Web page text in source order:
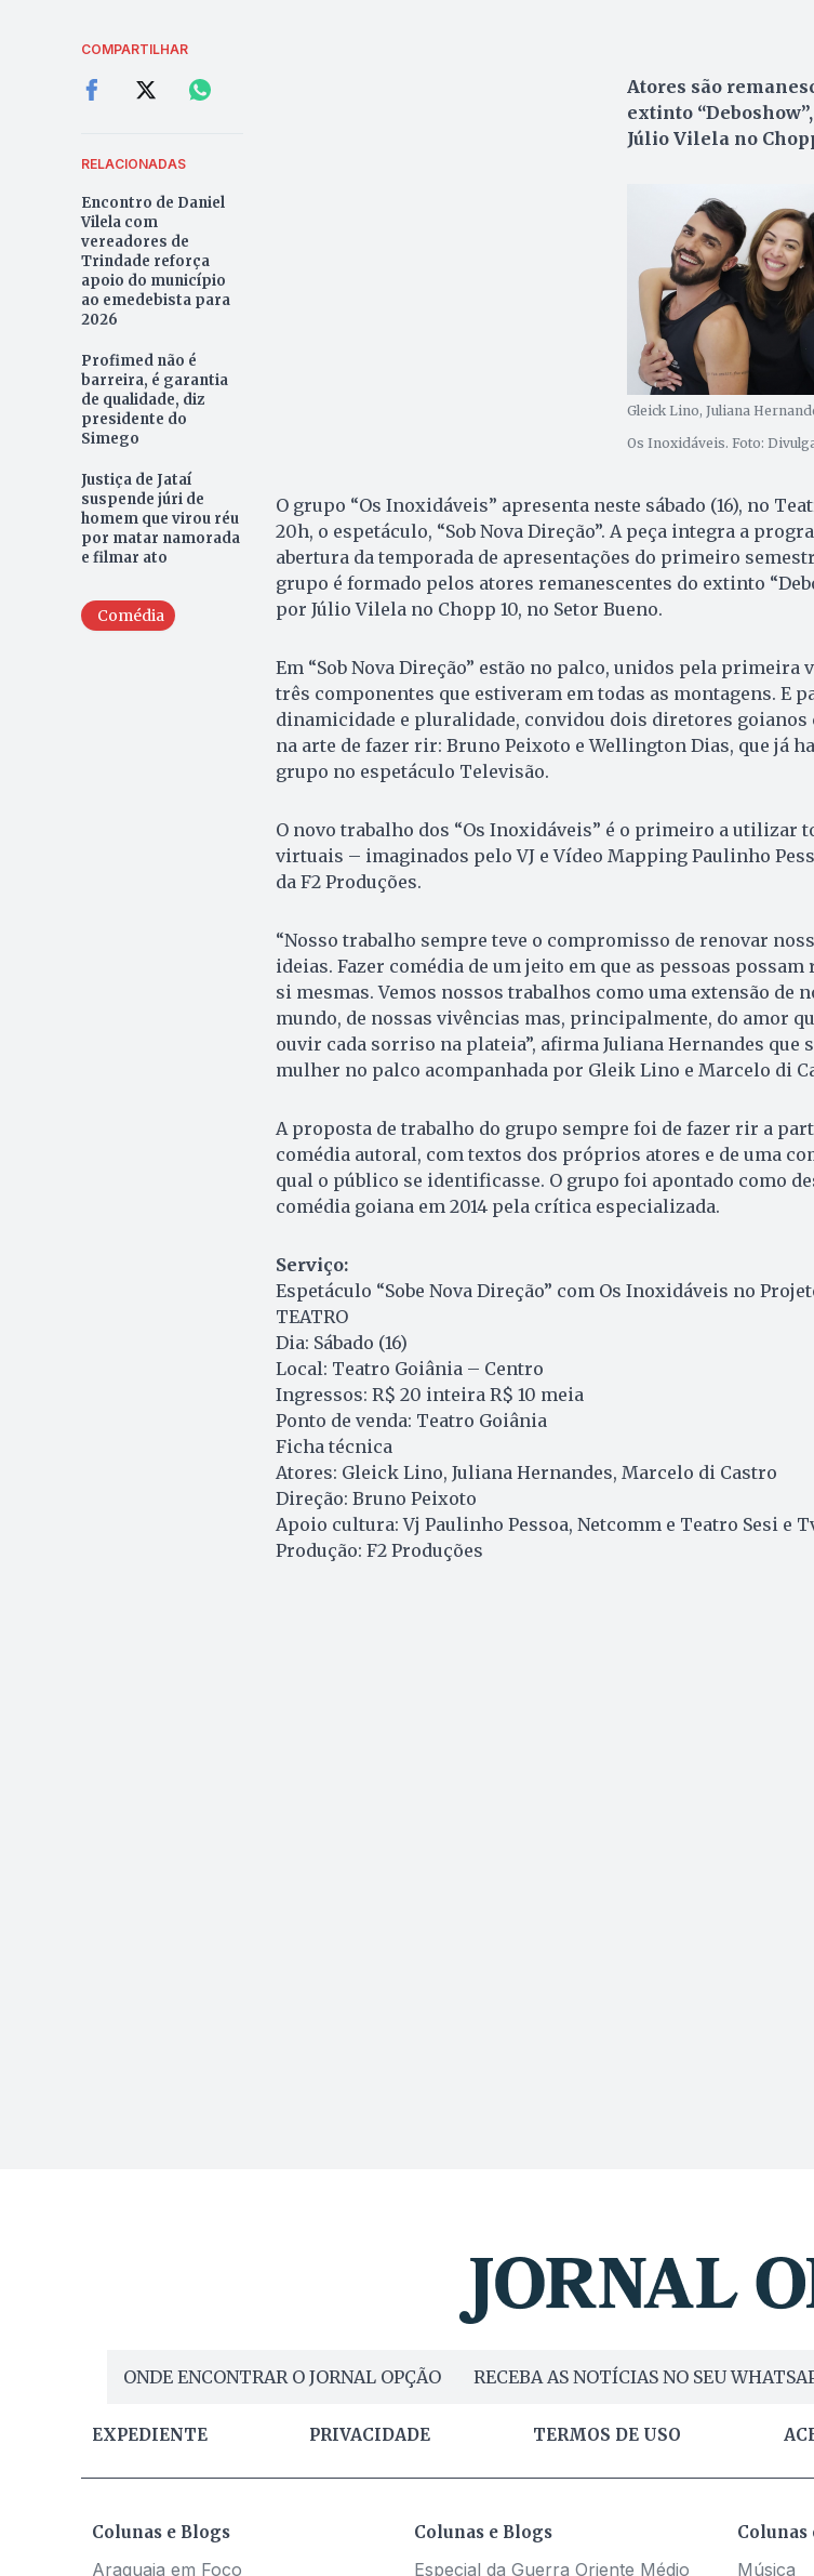
COMPARTILHAR
RELACIONADAS
Encontro de Daniel
Vilela com
vereadores de
Trindade reforça
apoio do município
ao emedebista para
2026
Profimed não é
barreira, é garantia
de qualidade, diz
presidente do
Simego
Justiça de Jataí
suspende júri de
homem que virou réu
por matar namorada
e filmar ato
Comédia
Atores são
extinto
Júlio Vilela no
Gleick Lino, Juliana
Os Inoxidáveis. Foto:
O grupo “Os Inoxidáveis” apresenta neste sábado (16), no
20h, o espetáculo, “Sob Nova Direção”. A peça integra a
abertura da temporada de apresentações do primeiro
grupo é formado pelos atores remanescentes do extinto
por Júlio Vilela no Chopp 10, no Setor Bueno.
Em “Sob Nova Direção” estão no palco, unidos pela primeira
três componentes que estiveram em todas as montagens. E
dinamicidade e pluralidade, convidou dois diretores goianos
na arte de fazer rir: Bruno Peixoto e Wellington Dias, que já
grupo no espetáculo Televisão.
O novo trabalho dos “Os Inoxidáveis” é o primeiro a utilizar
virtuais – imaginados pelo VJ e Vídeo Mapping Paulinho
da F2 Produções.
“Nosso trabalho sempre teve o compromisso de renovar
ideias. Fazer comédia de um jeito em que as pessoas
si mesmas. Vemos nossos trabalhos como uma extensão de
mundo, de nossas vivências mas, principalmente, do amor
ouvir cada sorriso na plateia”, afirma Juliana Hernandes que
mulher no palco acompanhada por Gleik Lino e Marcelo di
A proposta de trabalho do grupo sempre foi de fazer rir a
comédia autoral, com textos dos próprios atores e de uma
qual o público se identificasse. O grupo foi apontado como
comédia goiana em 2014 pela crítica especializada.
Serviço:
Espetáculo “Sobe Nova Direção” com Os Inoxidáveis no
TEATRO
Dia: Sábado (16)
Local: Teatro Goiânia – Centro
Ingressos: R$ 20 inteira R$ 10 meia
Ponto de venda: Teatro Goiânia
Ficha técnica
Atores: Gleick Lino, Juliana Hernandes, Marcelo di Castro
Direção: Bruno Peixoto
Apoio cultura: Vj Paulinho Pessoa, Netcomm e Teatro Sesi e
Produção: F2 Produções
ONDE ENCONTRAR O JORNAL OPÇÃO RECEBA AS NOTÍCIAS NO SEU
EXPEDIENTE PRIVACIDADE TERMOS DE USO
Colunas e Blogs
Araguaia em Foco
Colunas e Blogs
Especial da Guerra Oriente Médio
Colunas
Música